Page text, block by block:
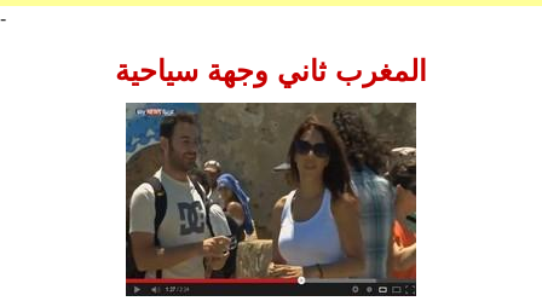
-
المغرب ثاني وجهة سياحية